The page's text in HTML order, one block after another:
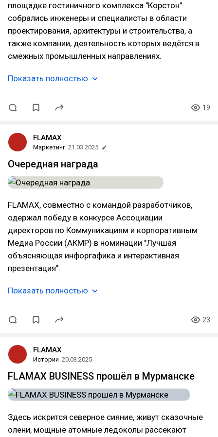
площадке гостиничного комплекса "Корстон"
собрались инженеры и специалисты в области
проектирования, архитектуры и строительства, а
также компании, деятельность которых ведётся в
смежных промышленных направлениях.
Показать полностью
19
FLAMAX
Маркетинг 21.03.2025
Очередная награда
FLAMAX, совместно с командой разработчиков,
одержал победу в конкурсе Ассоциации
директоров по Коммуникациям и корпоративным
Медиа России (АКМР) в номинации "Лучшая
объясняющая инфоргафика и интерактивная
презентация".
Показать полностью
23
FLAMAX
Истории 20.03.2025
FLAMAX BUSINESS прошёл в Мурманске
Здесь искрится северное сияние, живут сказочные
олени, мощные атомные ледоколы рассекают